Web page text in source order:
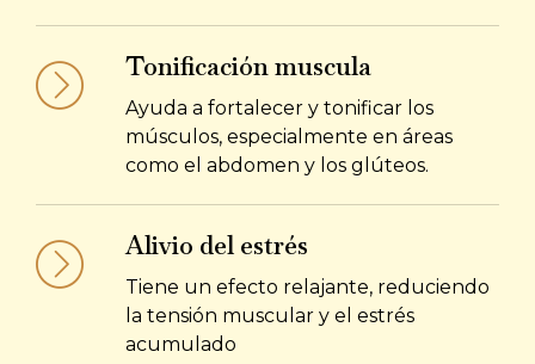
Tonificación muscula
Ayuda a fortalecer y tonificar los
músculos, especialmente en áreas
como el abdomen y los glúteos.
Alivio del estrés
Tiene un efecto relajante, reduciendo
la tensión muscular y el estrés
acumulado